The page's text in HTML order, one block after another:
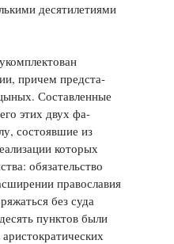
десятилетиями
причем предста-
Составленные
этих двух фа-
состоявшие из
которых
обязательство
православия
без суда
пунктов были